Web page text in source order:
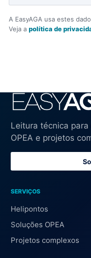
A EasyAGA usa estes
Veja a política de
Leitura técnica
OPEA e projetos
SERVIÇOS
Helipontos
Soluções OPEA
Projetos complexos